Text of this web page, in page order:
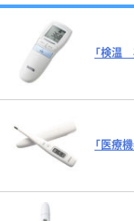
「検温
「医療